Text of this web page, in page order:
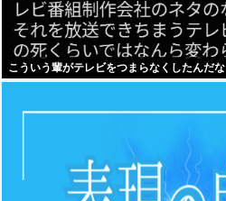
こういう輩がテレビをつまらなくしたんだな